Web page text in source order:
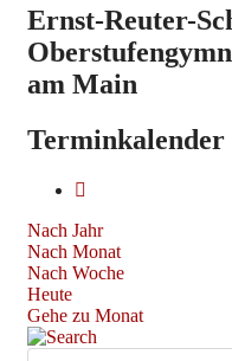
Ernst-Reuter-
am Main
Terminkalender
Nach Jahr
Nach Monat
Nach Woche
Heute
Gehe zu Monat